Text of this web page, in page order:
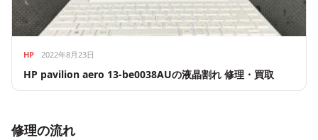
HP 2022年8月23日
HP pavilion aero 13-be0038AUの液晶割れ 修理・買取
修理の流れ